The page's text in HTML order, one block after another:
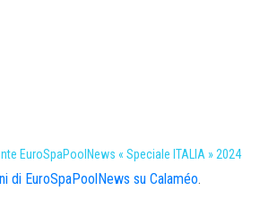
EuroSpaPoolNews « Speciale ITALIA » 2024
di EuroSpaPoolNews su Calaméo